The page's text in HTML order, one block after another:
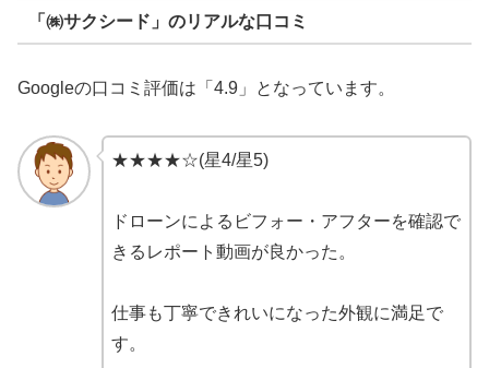
「㈱サクシード」のリアルな口コミ
Googleの口コミ評価は「4.9」となっています。
★★★★☆(星4/星5)
ドローンによるビフォー・アフターを確認で
きるレポート動画が良かった。
仕事も丁寧できれいになった外観に満足で
す。